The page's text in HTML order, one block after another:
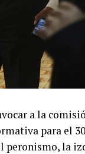
a la
para el
peronismo, la